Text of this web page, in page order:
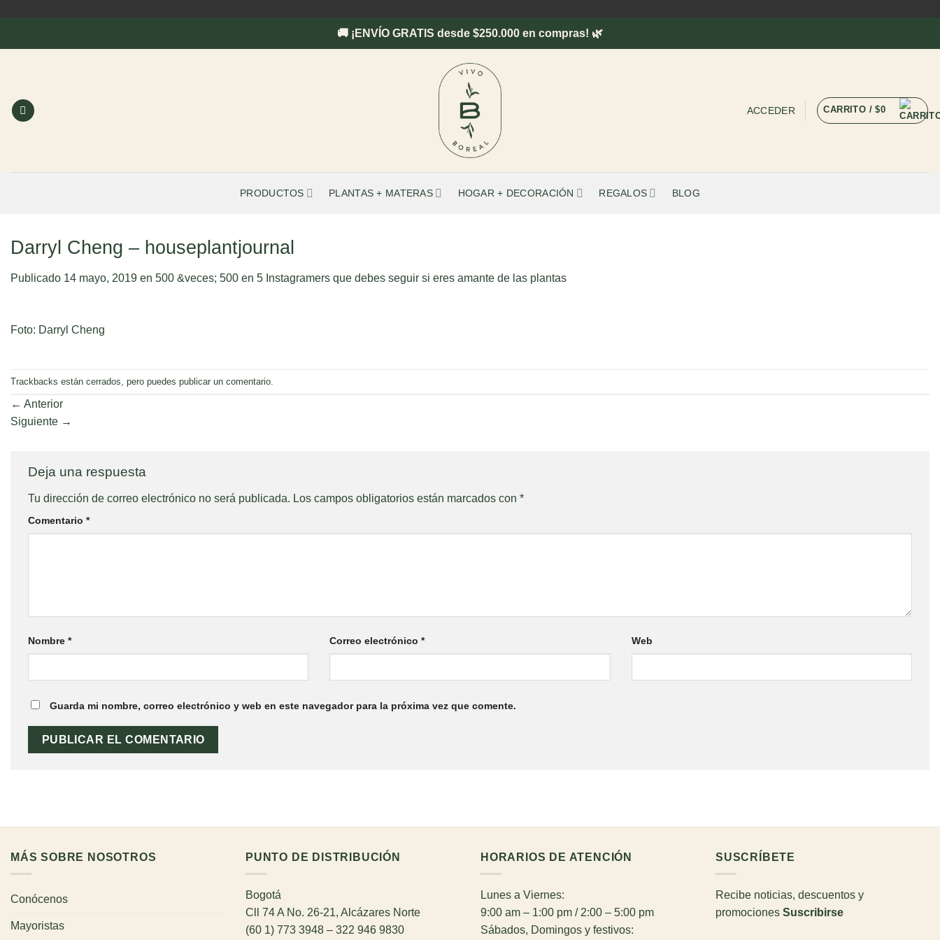
🚚 ¡ENVÍO GRATIS desde $250.000 en compras! 🌿
ACCEDER CARRITO /$0
PRODUCTOS PLANTAS + MATERAS HOGAR + DECORACIÓN REGALOS BLOG
Darryl Cheng – houseplantjournal
Publicado 14 mayo, 2019 en 500 &veces; 500 en 5 Instagramers que debes seguir si eres amante de las plantas
Foto: Darryl Cheng
Trackbacks están cerrados, pero puedes publicar un comentario
← Anterior
Siguiente →
Deja una respuesta
Tu dirección de correo electrónico no será publicada. Los campos obligatorios están marcados con *
Comentario *
Nombre * Correo electrónico* Web
Guarda mi nombre, correo electrónico y web en este navegador para la próxima vez que comente.
MÁS SOBRE NOSOTROS
Conócenos
Mayoristas
PUNTO DE DISTRIBUCIÓN
Bogotá
Cll 74 A No. 26-21, Alcázares Norte
(60 1) 773 3948 – 322 946 9830
HORARIOS DE ATENCIÓN
Lunes a Viernes:
9:00 am – 1:00 pm / 2:00 – 5:00 pm
Sábados, Domingos y festivos:
SUSCRÍBETE
Recibe noticias, descuentos y
promociones Suscribirse